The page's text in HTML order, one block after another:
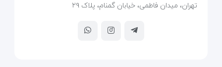
تهران، میدان فاطمی، خیابان گمنام، پلاک ۲۹